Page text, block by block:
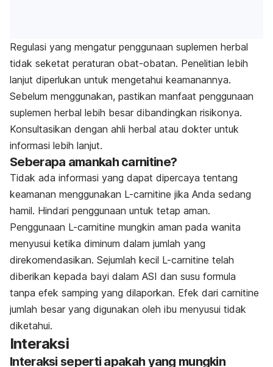
Regulasi yang mengatur penggunaan suplemen herbal
tidak seketat peraturan obat-obatan. Penelitian lebih
lanjut diperlukan untuk mengetahui keamanannya.
Sebelum menggunakan, pastikan manfaat penggunaan
suplemen herbal lebih besar dibandingkan risikonya.
Konsultasikan dengan ahli herbal atau dokter untuk
informasi lebih lanjut.
Seberapa amankah carnitine?
Tidak ada informasi yang dapat dipercaya tentang
keamanan menggunakan L-carnitine jika Anda sedang
hamil. Hindari penggunaan untuk tetap aman.
Penggunaan L-carnitine mungkin aman pada wanita
menyusui ketika diminum dalam jumlah yang
direkomendasikan. Sejumlah kecil L-carnitine telah
diberikan kepada bayi dalam ASI dan susu formula
tanpa efek samping yang dilaporkan. Efek dari carnitine
jumlah besar yang digunakan oleh ibu menyusui tidak
diketahui.
Interaksi
Interaksi seperti apakah yang mungkin